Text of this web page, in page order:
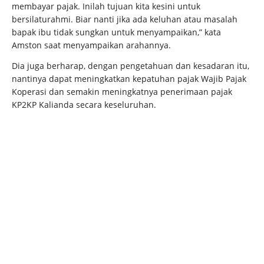
membayar pajak. Inilah tujuan kita kesini untuk
bersilaturahmi. Biar nanti jika ada keluhan atau masalah
bapak ibu tidak sungkan untuk menyampaikan,” kata
Amston saat menyampaikan arahannya.
Dia juga berharap, dengan pengetahuan dan kesadaran itu,
nantinya dapat meningkatkan kepatuhan pajak Wajib Pajak
Koperasi dan semakin meningkatnya penerimaan pajak
KP2KP Kalianda secara keseluruhan.